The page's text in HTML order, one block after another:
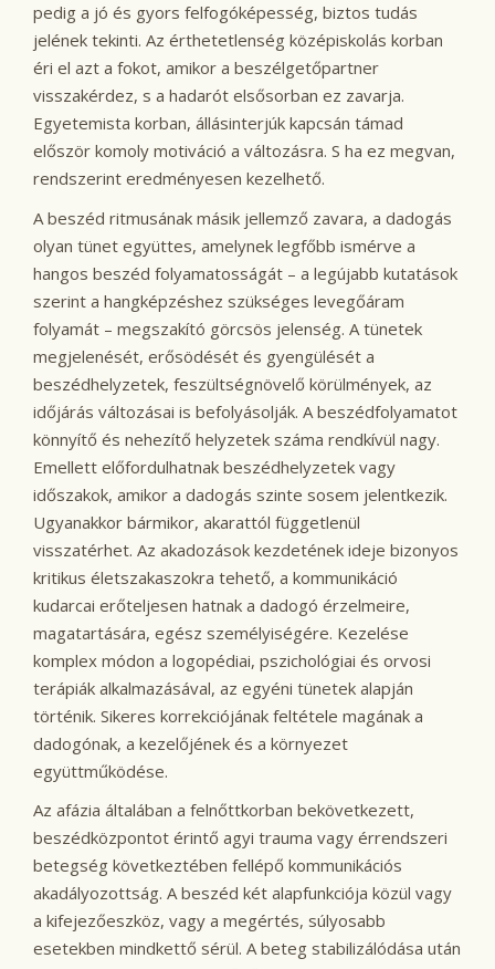
pedig a jó és gyors felfogóképesség, biztos tudás
jelének tekinti. Az érthetetlenség középiskolás korban
éri el azt a fokot, amikor a beszélgetőpartner
visszakérdez, s a hadarót elsősorban ez zavarja.
Egyetemista korban, állásinterjúk kapcsán támad
először komoly motiváció a változásra. S ha ez megvan,
rendszerint eredményesen kezelhető.
A beszéd ritmusának másik jellemző zavara, a dadogás
olyan tünet együttes, amelynek legfőbb ismérve a
hangos beszéd folyamatosságát – a legújabb kutatások
szerint a hangképzéshez szükséges levegőáram
folyamát – megszakító görcsös jelenség. A tünetek
megjelenését, erősödését és gyengülését a
beszédhelyzetek, feszültségnövelő körülmények, az
időjárás változásai is befolyásolják. A beszédfolyamatot
könnyítő és nehezítő helyzetek száma rendkívül nagy.
Emellett előfordulhatnak beszédhelyzetek vagy
időszakok, amikor a dadogás szinte sosem jelentkezik.
Ugyanakkor bármikor, akarattól függetlenül
visszatérhet. Az akadozások kezdetének ideje bizonyos
kritikus életszakaszokra tehető, a kommunikáció
kudarcai erőteljesen hatnak a dadogó érzelmeire,
magatartására, egész személyiségére. Kezelése
komplex módon a logopédiai, pszichológiai és orvosi
terápiák alkalmazásával, az egyéni tünetek alapján
történik. Sikeres korrekciójának feltétele magának a
dadogónak, a kezelőjének és a környezet
együttműködése.
Az afázia általában a felnőttkorban bekövetkezett,
beszédközpontot érintő agyi trauma vagy érrendszeri
betegség következtében fellépő kommunikációs
akadályozottság. A beszéd két alapfunkciója közül vagy
a kifejezőeszköz, vagy a megértés, súlyosabb
esetekben mindkettő sérül. A beteg stabilizálódása után